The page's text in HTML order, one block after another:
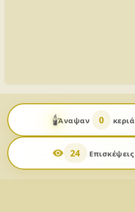
🕯️Άναψαν 0
24 Επισκέψεις